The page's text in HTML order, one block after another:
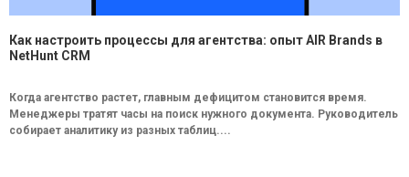
Как настроить процессы для агентства: опыт AIR Brands в
NetHunt CRM
Когда агентство растет, главным дефицитом становится время.
Менеджеры тратят часы на поиск нужного документа. Руководитель
собирает аналитику из разных таблиц....